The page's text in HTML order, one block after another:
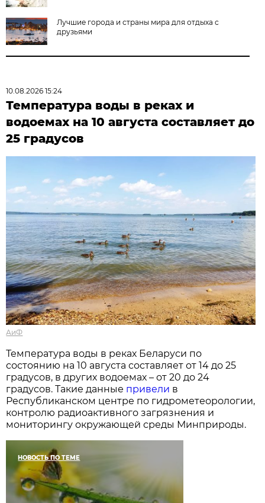
Лучшие города и страны мира для отдыха с
друзьями
10.08.2026 15:24
Температура воды в реках и
водоемах на 10 августа составляет до
25 градусов
АиФ
Температура воды в реках Беларуси по
состоянию на 10 августа составляет от 14 до 25
градусов, в других водоемах – от 20 до 24
градусов. Такие данные привели в
Республиканском центре по гидрометеорологии,
контролю радиоактивного загрязнения и
мониторингу окружающей среды Минприроды.
НОВОСТЬ ПО ТЕМЕ